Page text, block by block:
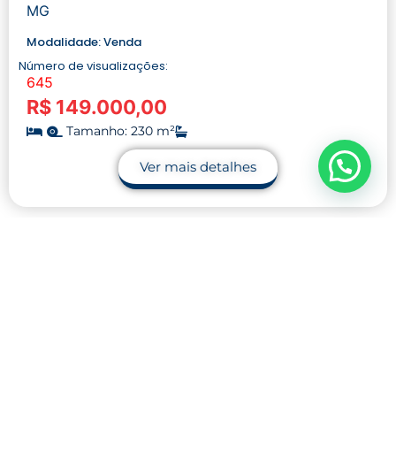
MG
Modalidade:Venda
Número de visualizações:
645
R$ 149.000,00
Tamanho: 230 m²
Ver mais detalhes